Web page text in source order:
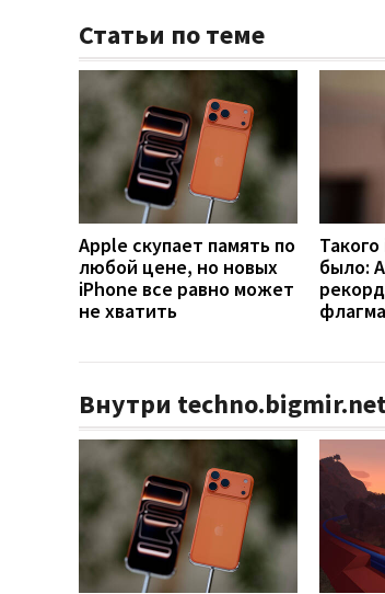
Статьи по теме
Apple скупает память по
любой цене, но новых
iPhone все равно может
не хватить
было:
Внутри